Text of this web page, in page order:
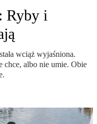
Ryby i
wciąż wyjaśniona.
chce, albo nie umie. Obie